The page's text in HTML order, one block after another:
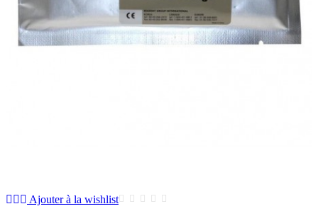
Ajouter à la wishlist